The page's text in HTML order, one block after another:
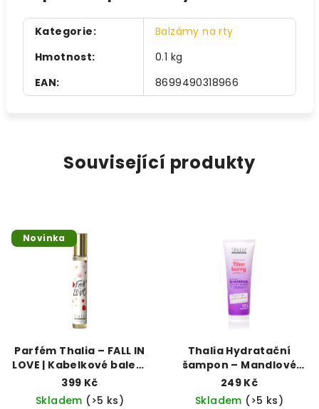
Kategorie:
Balzámy na rty
Hmotnost:
0.1 kg
EAN: 8699490318966
Související produkty
Novinka
Parfém Thalia – FALL IN
LOVE | Kabelkové balení
(35 ml)
399 Kč
Skladem (>5 ks)
Thalia Hydratační
šampon – Mandlové
mléko & Borůvka (250
ml)
249 Kč
Skladem (>5 ks)